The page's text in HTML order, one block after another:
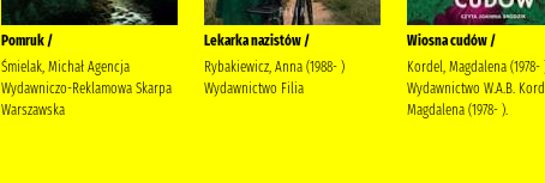
Pomruk /
Śmielak, Michał Agencja
Wydawniczo-Reklamowa Skarpa
Warszawska
Lekarka nazistów /
Rybakiewicz, Anna (1988- )
Wydawnictwo Filia
Wiosna cudów /
Kordel, Magdalena (1978-
Wydawnictwo W.A.B.
Magdalena (1978- ).